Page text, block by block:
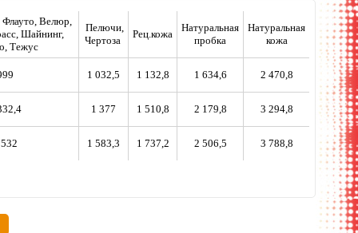
Флауто, Велюр,
Шайнинг,
Тежус
Пелючи,
Чертоза
Рец.кожа
Натуральная
пробка
Натуральная
кожа
1 032,5 1 132,8 1 634,6 2 470,8
1 377 1 510,8 2 179,8 3 294,8
1 583,3 1 737,2 2 506,5 3 788,8